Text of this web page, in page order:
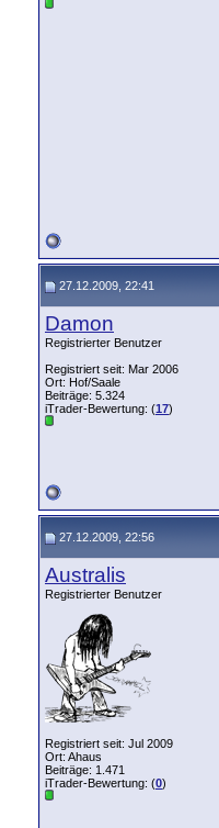
27.12.2009, 22:41
Damon
Registrierter Benutzer
Registriert seit: Mar 2006
Ort: Hof/Saale
Beiträge: 5.324
iTrader-Bewertung: (17)
27.12.2009, 22:56
Australis
Registrierter Benutzer
Registriert seit: Jul 2009
Ort: Ahaus
Beiträge: 1.471
iTrader-Bewertung: (0)